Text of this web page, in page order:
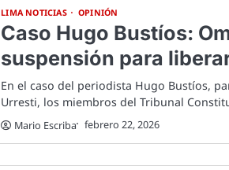
LIMA NOTICIAS OPINIÓN
Caso Hugo Bustíos:
suspensión para
En el caso del periodista Hugo Bustíos,
Urresti, los miembros del Tribunal
Mario Escriba febrero 22, 2026